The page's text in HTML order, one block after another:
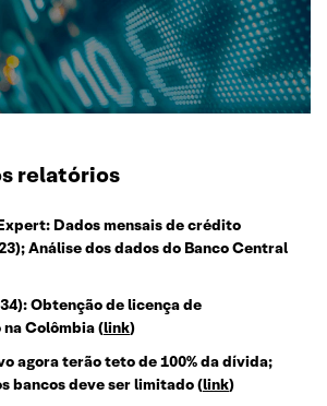
relatórios
Dados mensais de crédito
Análise dos dados do Banco Central
Obtenção de licença de
Colômbia (link)
agora terão teto de 100% da dívida;
bancos deve ser limitado (link)